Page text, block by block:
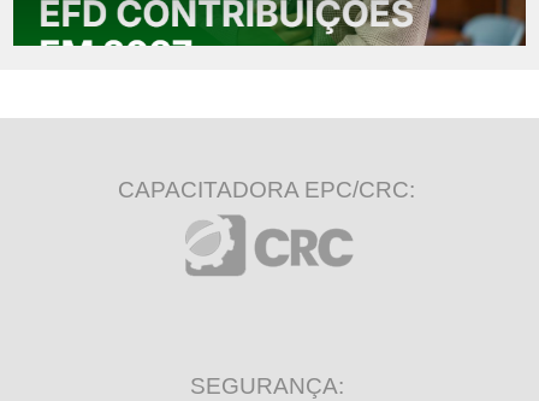
CAPACITADORA EPC/CRC:
SEGURANÇA: